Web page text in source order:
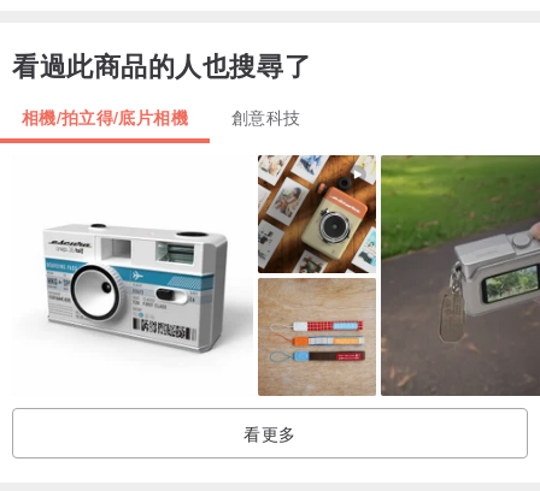
看過此商品的人也搜尋了
相機/拍立得/底片相機 創意科技
看更多